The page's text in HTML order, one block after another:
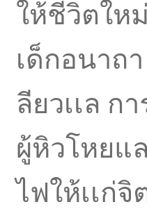
ให้ชีวิตให
เด็กอนาถ
ลียวเเล ก
ผู้หิวโหยแ
ไฟให้เเก่